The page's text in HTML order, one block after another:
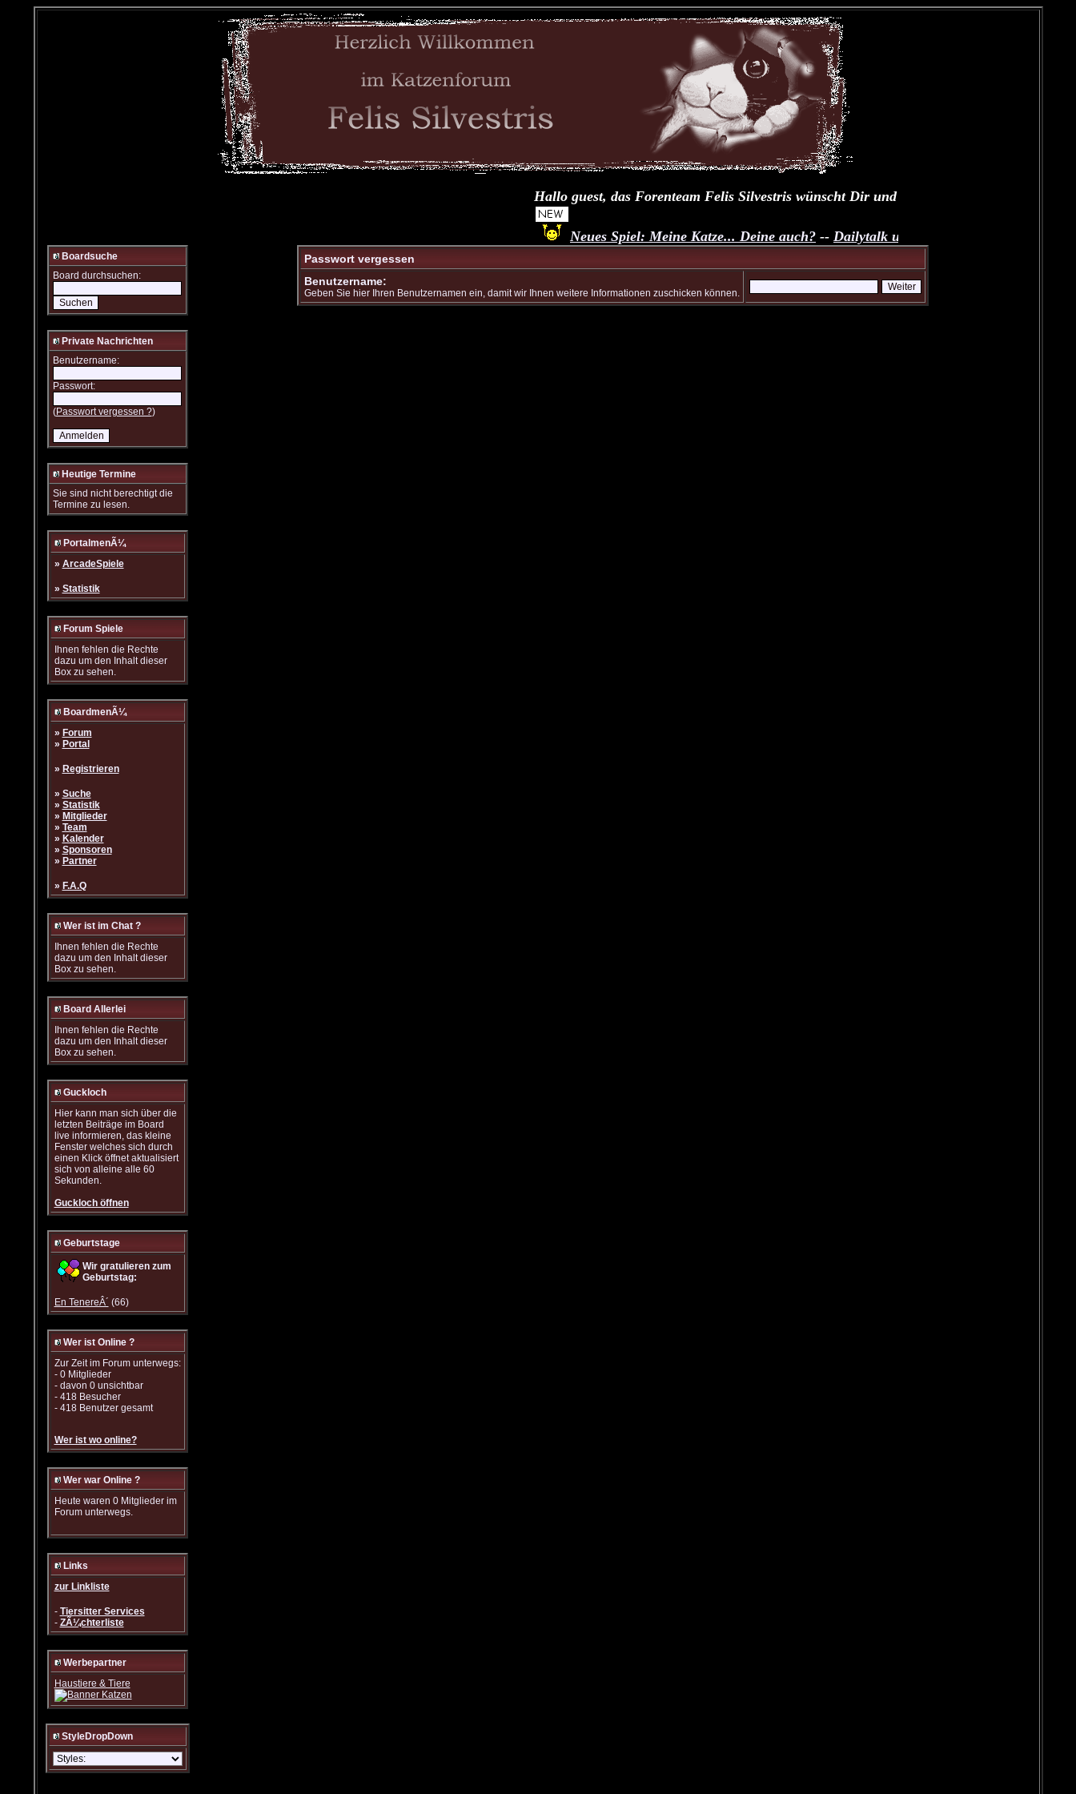
Hallo guest, das Forenteam Felis Silvestris wünscht Dir und Deinen Fellnasen einen
Neues Spiel: Meine Katze... Deine auch?--Dailytalk unserer Samtpfoten
Boardsuche
Board durchsuchen:
Private Nachrichten
Benutzername:
Passwort:
(Passwort vergessen ?)
Heutige Termine
Sie sind nicht berechtigt die
Termine zu lesen.
PortalmenÃ¼
» ArcadeSpiele
» Statistik
Forum Spiele
Ihnen fehlen die Rechte
dazu um den Inhalt dieser
Box zu sehen.
BoardmenÃ¼
» Forum
» Portal
» Registrieren
» Suche
» Statistik
» Mitglieder
» Team
» Kalender
» Sponsoren
» Partner
» F.A.Q
Wer ist im Chat ?
Ihnen fehlen die Rechte
dazu um den Inhalt dieser
Box zu sehen.
Board Allerlei
Ihnen fehlen die Rechte
dazu um den Inhalt dieser
Box zu sehen.
Guckloch
Hier kann man sich über die
letzten Beiträge im Board
live informieren, das kleine
Fenster welches sich durch
einen Klick öffnet aktualisiert
sich von alleine alle 60
Sekunden.
Guckloch öffnen
Geburtstage
Wir gratulieren zum
Geburtstag:
En TenereÂ´ (66)
Wer ist Online ?
Zur Zeit im Forum unterwegs:
- 0 Mitglieder
- davon 0 unsichtbar
- 418 Besucher
- 418 Benutzer gesamt
Wer ist wo online?
Wer war Online ?
Heute waren 0 Mitglieder im
Forum unterwegs.
Links
zur Linkliste
- Tiersitter Services
- ZÃ¼chterliste
Werbepartner
Haustiere & Tiere
StyleDropDown
Passwort vergessen
Benutzername:
Geben Sie hier Ihren Benutzernamen ein, damit wir Ihnen weitere Informationen zuschicken können.